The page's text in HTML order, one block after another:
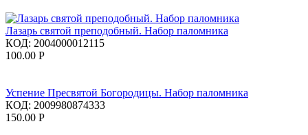
Лазарь святой преподобный. Набор паломника
КОД: 2004000012115
100.00 Р
Успение Пресвятой Богородицы. Набор паломника
КОД: 2009980874333
150.00 Р